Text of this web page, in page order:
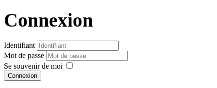
Connexion
Identifiant
Mot de passe
Se souvenir de moi
Connexion